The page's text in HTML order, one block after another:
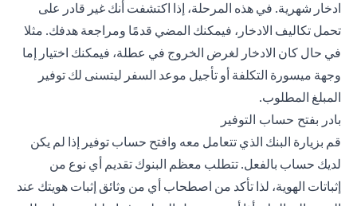
ادخار شهرية. في هذه المرحلة، إذا اكتشفت أنك غير قادر على
تحمل تكاليف الادخار، فيمكنك المضي قدمًا ومراجعة هدفك. مثلا
في حال كان الادخار لغرض الخروج في عطلة، فيمكنك اختيار إما
وجهة ميسورة التكلفة أو تأجيل موعد السفر ليتسنى لك توفير
المبلغ المطلوب.
بادر بفتح حساب التوفير
قم بزيارة البنك الذي تتعامل معه وافتح حساب توفير إذا لم يكن
لديك حساب بالفعل. تتطلب معظم البنوك تقديم أي نوع من
إثباتات الهوية، لذا تأكد من اصطحاب أي من وثائق إثبات هويتك عند